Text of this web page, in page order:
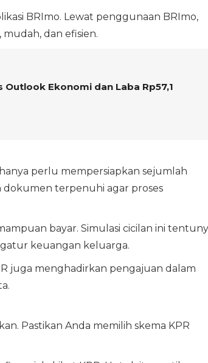
BRImo. Lewat penggunaan BRImo,
dan efisien.
Outlook Ekonomi dan Laba Rp57,1
perlu mempersiapkan sejumlah
dokumen terpenuhi agar proses
bayar. Simulasi cicilan ini
keuangan keluarga.
juga menghadirkan pengajuan dalam
Pastikan Anda memilih skema KPR